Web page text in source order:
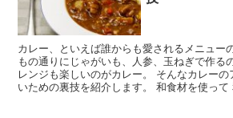
カレー、といえば誰からも愛されるメニュー
もの通りにじゃがいも、人参、玉ねぎで作る
レンジも楽しいのがカレー。 そんなカレー
いための裏技を紹介します。 和食材を使って